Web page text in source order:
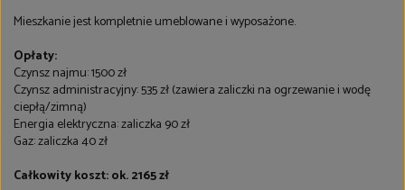
Mieszkanie jest kompletnie umeblowane i wyposażone.
Opłaty:
Czynsz najmu: 1500 zł
Czynsz administracyjny: 535 zł (zawiera zaliczki na ogrzewanie i wodę
ciepłą/zimną)
Energia elektryczna: zaliczka 90 zł
Gaz: zaliczka 40 zł
Całkowity koszt: ok. 2165 zł